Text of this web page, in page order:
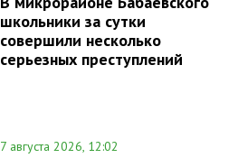
школьники за сутки
совершили несколько
серьезных преступлений
7 августа 2026, 12:02